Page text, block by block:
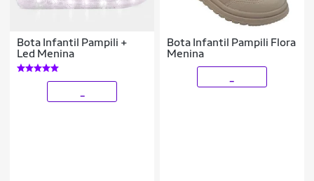
Bota Infantil Pampili +
Led Menina
Bota Infantil Pampili Flora
Menina